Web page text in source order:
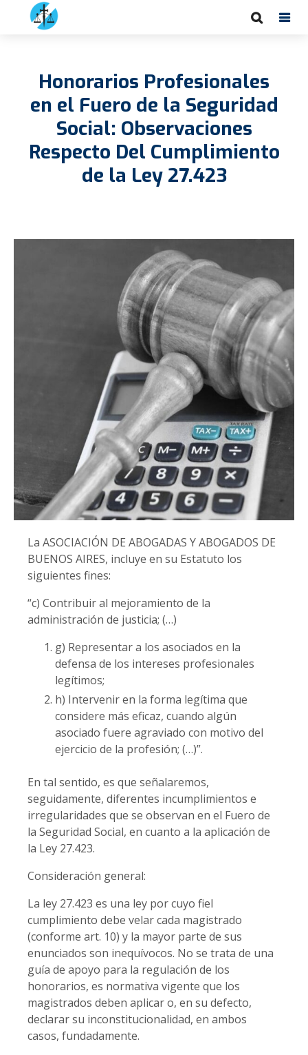
Honorarios Profesionales
en el Fuero de la Seguridad
Social: Observaciones
Respecto Del Cumplimiento
de la Ley 27.423
La ASOCIACIÓN DE ABOGADAS Y ABOGADOS DE
BUENOS AIRES, incluye en su Estatuto los
siguientes fines:
“c) Contribuir al mejoramiento de la
administración de justicia; (…)
g) Representar a los asociados en la
defensa de los intereses profesionales
legítimos;
h) Intervenir en la forma legítima que
considere más eficaz, cuando algún
asociado fuere agraviado con motivo del
ejercicio de la profesión; (…)”.
En tal sentido, es que señalaremos,
seguidamente, diferentes incumplimientos e
irregularidades que se observan en el Fuero de
la Seguridad Social, en cuanto a la aplicación de
la Ley 27.423.
Consideración general:
La ley 27.423 es una ley por cuyo fiel
cumplimiento debe velar cada magistrado
(conforme art. 10) y la mayor parte de sus
enunciados son inequívocos. No se trata de una
guía de apoyo para la regulación de los
honorarios, es normativa vigente que los
magistrados deben aplicar o, en su defecto,
declarar su inconstitucionalidad, en ambos
casos, fundadamente.